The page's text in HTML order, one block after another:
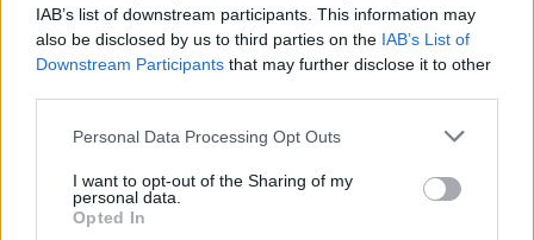
IAB’s list of downstream participants. This information may
also be disclosed by us to third parties on the IAB’s List of
Downstream Participants that may further disclose it to other
Personal Data Processing Opt Outs
I want to opt-out of the Sharing of my
personal data.
Opted In
Michael Imperioli, αλλά δεν έλαβε και τις
καλύτερες κριτικές.
Yoo Ji-tae, Kang Hye-jung και Oh Dal-su. Η πλοκή
της ταινίας επικεντρώνεται στην ιστορία του Oh